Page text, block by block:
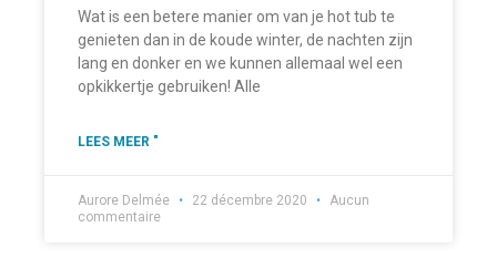
Wat is een betere manier om van je hot tub te
genieten dan in de koude winter, de nachten zijn
lang en donker en we kunnen allemaal wel een
opkikkertje gebruiken! Alle
LEES MEER "
Aurore Delmée 22 décembre 2020
Aucun
commentaire